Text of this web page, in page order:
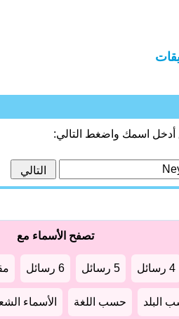
أدخل اسمك واضغط التالي:
تصفح الأسماء مع
4 رسائل 5 رسائل 6 رسائل
البلد حسب اللغة الأسماء